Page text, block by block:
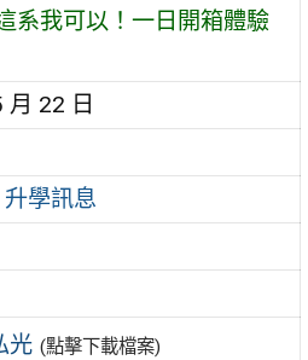
系我可以！一日開箱體驗
月 22 日
升學訊息
光 (點擊下載檔案)